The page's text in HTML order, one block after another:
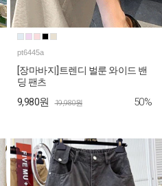
pt6445a
[장마바지]트렌디 벌룬 와이드 밴
딩 팬츠
9,980원 19,980원 50%